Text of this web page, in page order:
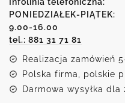
-
obraz
abstrakcyjny,
który
ożywi
Twoje
PONIEDZIAŁEK-PIĄTEK:
9.00-16.00
tel.: 881 31 71 81
Realizacja zamówień
Polska firma, polskie
Darmowa wysyłka